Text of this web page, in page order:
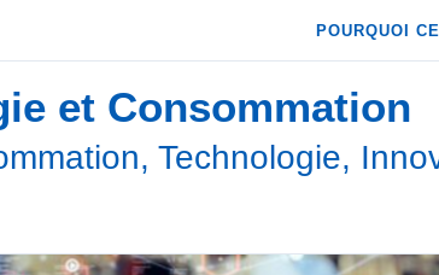
POURQUOI
et Consommation
Technologie,